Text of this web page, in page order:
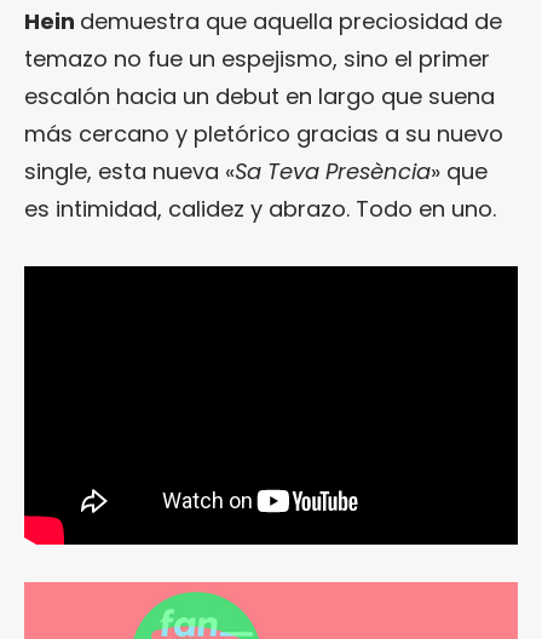
Hein demuestra que aquella preciosidad de
temazo no fue un espejismo, sino el primer
escalón hacia un debut en largo que suena
más cercano y pletórico gracias a su nuevo
single, esta nueva «Sa Teva Presència» que
es intimidad, calidez y abrazo. Todo en uno.